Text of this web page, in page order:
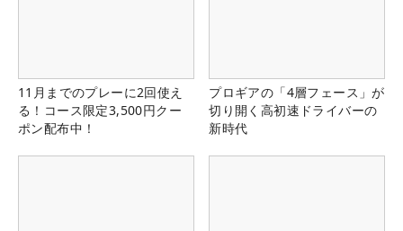
11月までのプレーに2回使え
る！コース限定3,500円クー
ポン配布中！
プロギアの「4層フェース」が
切り開く高初速ドライバーの
新時代